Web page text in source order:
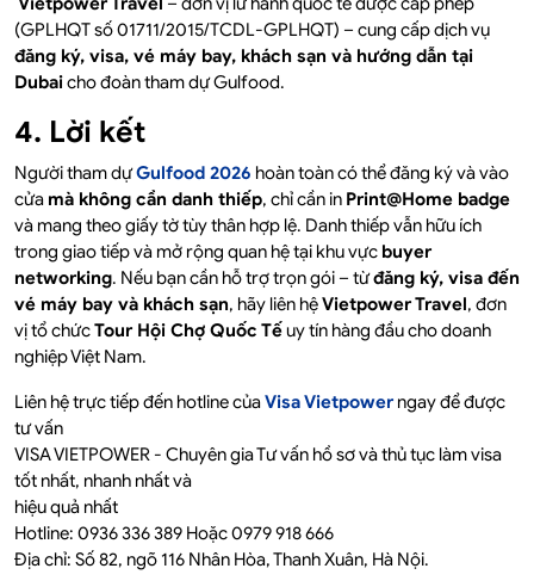
(GPLHQT số 01711/2015/TCDL-GPLHQT) – cung cấp dịch vụ
đăng ký, visa, vé máy bay, khách sạn và hướng dẫn tại
Dubaicho đoàn tham dự Gulfood.
4. Lời kết
Người tham dựGulfood 2026 hoàn toàn có thể đăng ký và vào
cửa mà không cần danh thiếp, chỉ cần in Print@Home badge
và mang theo giấy tờ tùy thân hợp lệ. Danh thiếp vẫn hữu ích
trong giao tiếp và mở rộng quan hệ tại khu vực buyer
networking. Nếu bạn cần hỗ trợ trọn gói – từđăng ký, visa đến
vé máy bay và khách sạn, hãy liên hệVietpower Travel, đơn
vị tổ chứcTour Hội Chợ Quốc Tếuy tín hàng đầu cho doanh
nghiệp Việt Nam.
Liên hệ trực tiếp đến hotline củaVisa Vietpower ngay để được
tư vấn
VISA VIETPOWER - Chuyên gia Tư vấn hồ sơ và thủ tục làm visa
tốt nhất, nhanh nhất và
hiệu quả nhất
Hotline: 0936 336 389 Hoặc 0979 918 666
Địa chỉ: Số 82, ngõ 116 Nhân Hòa, Thanh Xuân, Hà Nội.